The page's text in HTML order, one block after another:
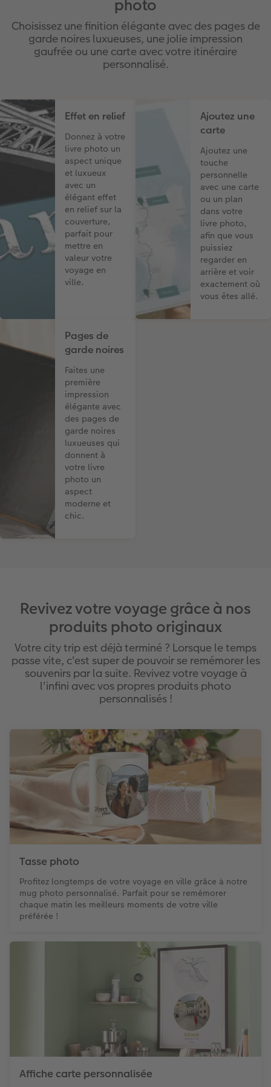
photo
Choisissez une finition élégante avec des pages de
garde noires luxueuses, une jolie impression
gaufrée ou une carte avec votre itinéraire
personnalisé.
Effet en relief
Donnez à votre
livre photo un
aspect unique
et luxueux
avec un
élégant effet
en relief sur la
couverture,
parfait pour
mettre en
valeur votre
voyage en
ville.
Ajoutez une
carte
Ajoutez une
touche
personnelle
avec une carte
ou un plan
dans votre
livre photo,
afin que vous
puissiez
regarder en
arrière et voir
exactement où
vous êtes allé.
Pages de
garde noires
Faites une
première
impression
élégante avec
des pages de
garde noires
luxueuses qui
donnent à
votre livre
photo un
aspect
moderne et
chic.
Revivez votre voyage grâce à nos
produits photo originaux
Votre city trip est déjà terminé ? Lorsque le temps
passe vite, c'est super de pouvoir se remémorer les
souvenirs par la suite. Revivez votre voyage à
l'infini avec vos propres produits photo
personnalisés !
Tasse photo
Profitez longtemps de votre voyage en ville grâce à notre
mug photo personnalisé. Parfait pour se remémorer
chaque matin les meilleurs moments de votre ville
préférée !
Affiche carte personnalisée